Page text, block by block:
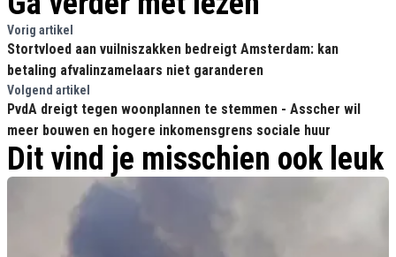
Vorig artikel
Stortvloed aan vuilniszakken bedreigt Amsterdam: kan
betaling afvalinzamelaars niet garanderen
Volgend artikel
PvdA dreigt tegen woonplannen te stemmen - Asscher wil
meer bouwen en hogere inkomensgrens sociale huur
Dit vind je misschien ook leuk